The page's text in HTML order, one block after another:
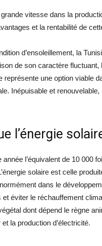
vitesse dans la
et la rentabilité de
d’ensoleillement, la
de son caractère fluctuant,
représente une option viable
Inépuisable et renouvelable,
l’énergie
année l’équivalent de 10 000
solaire est celle
dans le
éviter le réchauffement
dont dépend le règne
la production d’électricité.